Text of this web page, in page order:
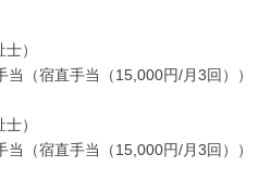
）
（宿直手当（15,000円/月3回））
）
（宿直手当（15,000円/月3回））